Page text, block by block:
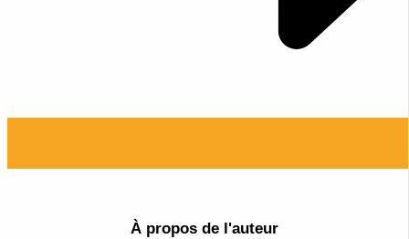
À propos de l'auteur